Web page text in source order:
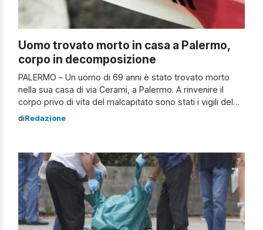
Uomo trovato morto in casa a Palermo,
corpo in decomposizione
PALERMO – Un uomo di 69 anni è stato trovato morto
nella sua casa di via Cerami, a Palermo. A rinvenire il
corpo privo di vita del malcapitato sono stati i vigili del
fuoco. Al momento, non si esclude alcuna ipotesi sulle
diRedazione